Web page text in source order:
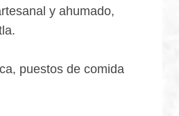
y ahumado,
puestos de comida